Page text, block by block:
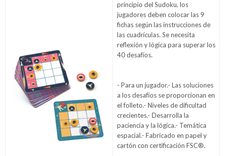
principio del Sudoku, los
jugadores deben colocar las 9
fichas según las instrucciones de
las cuadrículas. Se necesita
reflexión y lógica para superar los
40 desafíos.
- Para un jugador.- Las soluciones
a los desafíos se proporcionan en
el folleto.- Niveles de dificultad
crecientes.- Desarrolla la
paciencia y la lógica.- Temática
espacial.- Fabricado en papel y
cartón con certificación FSC®.